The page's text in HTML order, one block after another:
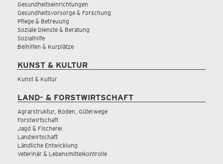
Gesundheitseinrichtungen
Gesundheitsvorsorge & Forschung
Pflege & Betreuung
Soziale Dienste & Beratung
Sozialhilfe
Beihilfen & Kurplätze
KUNST & KULTUR
Kunst & Kultur
LAND- & FORSTWIRTSCHAFT
Agrarstruktur, Boden, Güterwege
Forstwirtschaft
Jagd & Fischerei
Landwirtschaft
Ländliche Entwicklung
Veterinär & Lebensmittelkontrolle